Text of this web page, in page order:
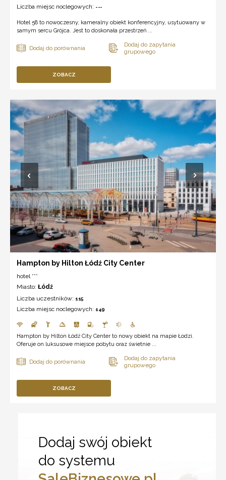
Liczba miejsc noclegowych: ---
Hotel 58 to nowoczesny, kameralny obiekt konferencyjny, usytuowany w
samym sercu Grójca. Jest to doskonała przestrzeń ...
ZOBACZ
Hampton by Hilton Łódź City Center
hotel ***
Miasto: Łódź
Liczba uczestników: 115
Liczba miejsc noclegowych: 149
Hampton by Hilton Łódź City Center to nowy obiekt na mapie Łodzi.
Oferuje on luksusowe miejsce pobytu oraz świetnie ...
ZOBACZ
Dodaj swój obiekt
do systemu